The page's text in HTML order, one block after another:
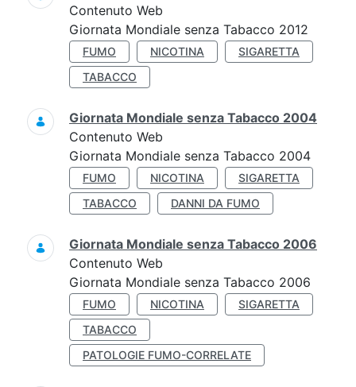
Contenuto Web
Giornata Mondiale senza Tabacco 2012
FUMO NICOTINA
SIGARETTA
TABACCO
Giornata Mondiale senza Tabacco 2004
Contenuto Web
Giornata Mondiale senza Tabacco 2004
FUMO NICOTINA
SIGARETTA
TABACCO
DANNI DA FUMO
Giornata Mondiale senza Tabacco 2006
Contenuto Web
Giornata Mondiale senza Tabacco 2006
FUMO NICOTINA
SIGARETTA
TABACCO
PATOLOGIE FUMO-CORRELATE